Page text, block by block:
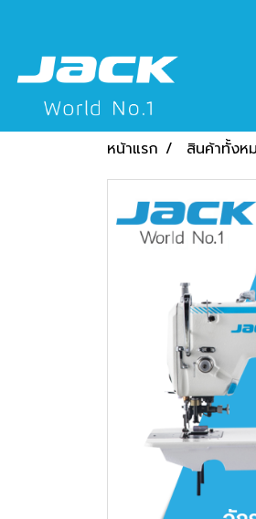
หน้าแรก สินค้าทั้งห